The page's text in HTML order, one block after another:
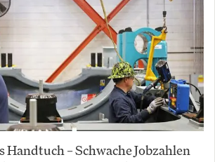
Handtuch – Schwache Jobzahlen